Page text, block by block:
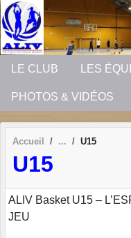
LE CLUB LES
PHOTOS & VIDÉOS
Accueil U15
U15
ALIV Basket U15 –
JEU
Panneau de gestion des